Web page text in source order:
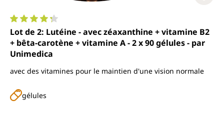
Note moyenne de 4.2 sur 5 étoiles
Lot de 2: Lutéine - avec zéaxanthine + vitamine B2
+ bêta-carotène + vitamine A - 2 x 90 gélules - par
Unimedica
avec des vitamines pour le maintien d'une vision normale
gélules